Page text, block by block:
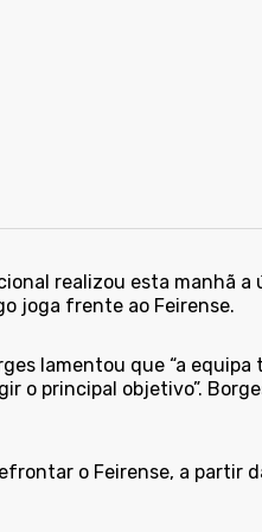
realizou esta manhã
joga frente ao Feirense.
lamentou que “a
o principal objetivo”.
o Feirense, a partir